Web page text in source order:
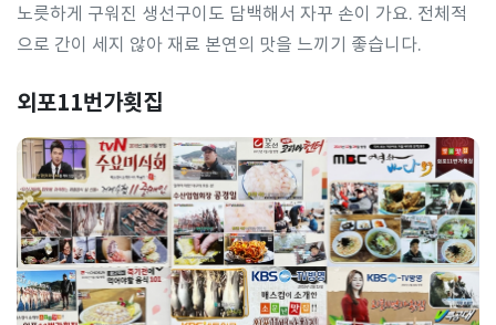
노릇하게 구워진 생선구이도 담백해서 자꾸 손이 가요. 전체적
으로 간이 세지 않아 재료 본연의 맛을 느끼기 좋습니다.
외포11번가횟집